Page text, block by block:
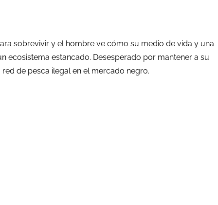
sobrevivir y el hombre ve cómo su medio de vida y una
ecosistema estancado. Desesperado por mantener a su
de pesca ilegal en el mercado negro.